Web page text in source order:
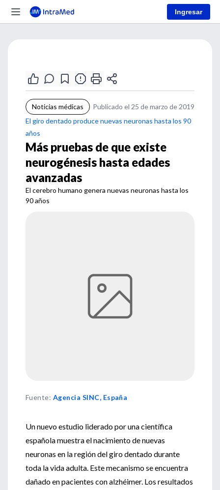
Ingresar
Noticias médicas
Publicado el 25 de marzo de 2019
El giro dentado produce nuevas neuronas hasta los 90
años
Más pruebas de que existe
neurogénesis hasta edades
avanzadas
El cerebro humano genera nuevas neuronas hasta los
90 años
Fuente: Agencia SINC, España
Un nuevo estudio liderado por una científica
española muestra el nacimiento de nuevas
neuronas en la región del giro dentado durante
toda la vida adulta. Este mecanismo se encuentra
dañado en pacientes con alzhéimer. Los resultados